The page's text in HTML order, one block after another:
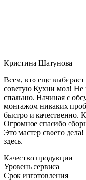
Кристина Шатунова
Всем, кто еще
советую Кухни мол! Не
спальню. Начиная с
монтажом никаких
быстро и качественно.
Огромное спасибо
Это мастер своего
здесь.
Качество продукции
Уровень сервиса
Срок изготовления